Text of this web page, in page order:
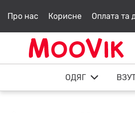
Про нас Корисне Оплата та
ОДЯГ